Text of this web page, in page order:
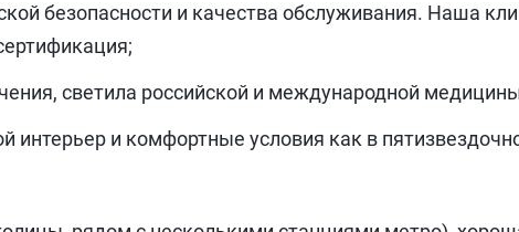
безопасности и качества обслуживания. Наша
светила российской и международной
и комфортные условия как в